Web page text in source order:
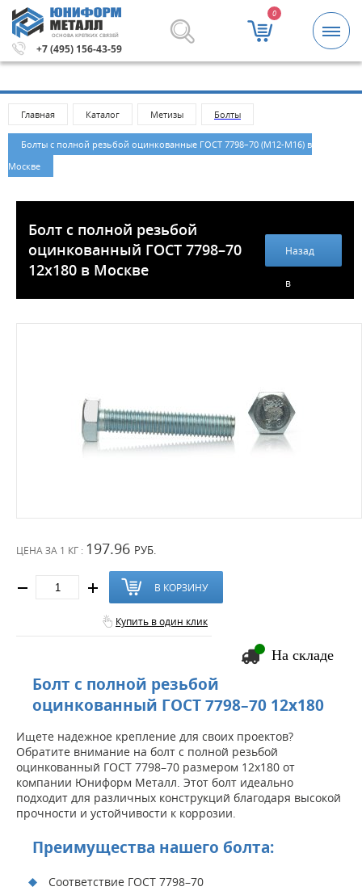
ОСНОВА КРЕПКИХ СВЯЗЕЙ
+7 (495) 156-43-59
0
Метизы и крепежные изделия оптом.
Главная Каталог Метизы Болты
Болты с полной резьбой оцинкованные ГОСТ 7798–70 (М12-М16) в
Москве
Болт с полной резьбой
оцинкованный ГОСТ 7798–70
12х180 в Москве
Назад
в
ЦЕНА ЗА 1 КГ : 197.96 РУБ.
В КОРЗИНУ
Купить в один клик
На складе
Болт с полной резьбой
оцинкованный ГОСТ 7798–70 12х180
Ищете надежное крепление для своих проектов?
Обратите внимание на болт с полной резьбой
оцинкованный ГОСТ 7798–70 размером 12х180 от
компании Юниформ Металл. Этот болт идеально
подходит для различных конструкций благодаря высокой
прочности и устойчивости к коррозии.
Преимущества нашего болта:
Соответствие ГОСТ 7798–70